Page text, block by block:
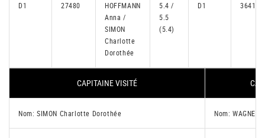
D1 27480
HOFFMANN
Anna /
SIMON
Charlotte
Dorothée
5.4 /
5.5
(5.4)
D1 36416
CAPITAINE VISITÉ
Nom: SIMON Charlotte Dorothée Nom: WAGNER